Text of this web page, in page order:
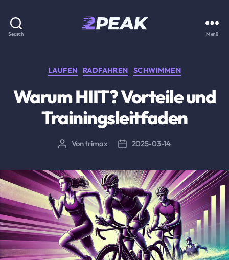
Search Menü
Kategorien
LAUFEN RADFAHREN SCHWIMMEN
Warum HIIT? Vorteile und
Trainingsleitfaden
Beitragsautor
Vontrimax Beitragsdatum
2025-03-14